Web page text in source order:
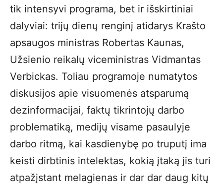
tik intensyvi programa, bet ir išskirtiniai
dalyviai: trijų dienų renginį atidarys Krašto
apsaugos ministras Robertas Kaunas,
Užsienio reikalų viceministras Vidmantas
Verbickas. Toliau programoje numatytos
diskusijos apie visuomenės atsparumą
dezinformacijai, faktų tikrintojų darbo
problematiką, medijų visame pasaulyje
darbo ritmą, kai kasdienybę po truputį ima
keisti dirbtinis intelektas, kokią įtaką jis turi
atpažįstant melagienas ir dar dar daug kitų